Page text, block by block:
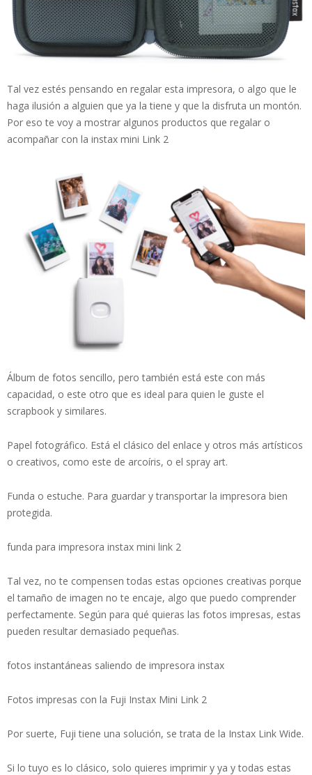
Tal vez estés pensando en regalar esta impresora, o algo que le
haga ilusión a alguien que ya la tiene y que la disfruta un montón.
Por eso te voy a mostrar algunos productos que regalar o
acompañar con la instax mini Link 2
Álbum de fotos sencillo, pero también está este con más
capacidad, o este otro que es ideal para quien le guste el
scrapbook y similares.
Papel fotográfico. Está el clásico del enlace y otros más artísticos
o creativos, como este de arcoíris, o el spray art.
Funda o estuche. Para guardar y transportar la impresora bien
protegida.
funda para impresora instax mini link 2
Tal vez, no te compensen todas estas opciones creativas porque
el tamaño de imagen no te encaje, algo que puedo comprender
perfectamente. Según para qué quieras las fotos impresas, estas
pueden resultar demasiado pequeñas.
fotos instantáneas saliendo de impresora instax
Fotos impresas con la Fuji Instax Mini Link 2
Por suerte, Fuji tiene una solución, se trata de la Instax Link Wide.
Si lo tuyo es lo clásico, solo quieres imprimir y ya y todas estas